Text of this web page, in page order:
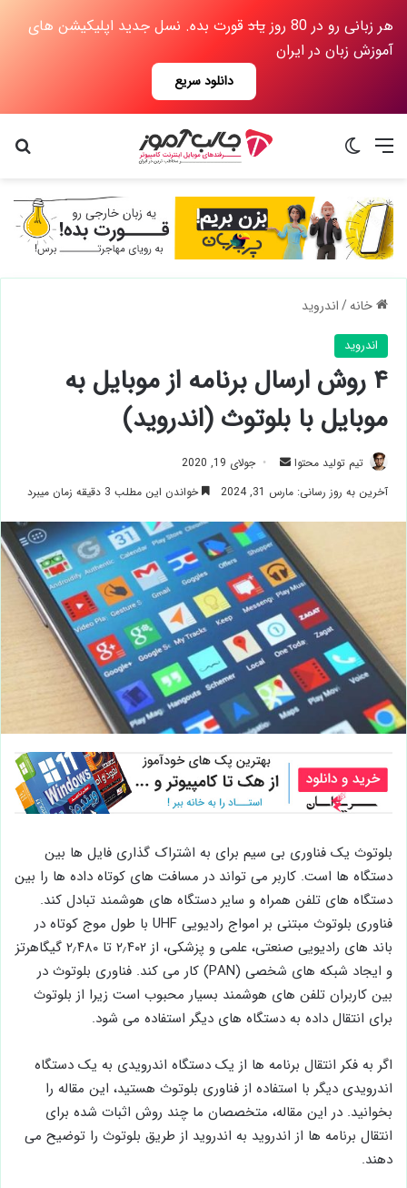
هر زبانی رو در 80 روز یاد قورت بده. نسل جدید اپلیکیشن های
آموزش زبان در ایران
دانلود سریع
منو
خانه/اندروید
اندروید
۴ روش ارسال برنامه از موبایل به
موبایل با بلوتوث (اندروید)
تیم تولید محتوا
ارسال
ایمیل
جولای 19, 2020
آخرین به روز رسانی: مارس 31, 2024
خواندن این مطلب 3 دقیقه زمان میبرد
بلوتوث یک فناوری بی سیم برای به اشتراک گذاری فایل ها بین
دستگاه ها است. کاربر می تواند در مسافت های کوتاه داده ها را بین
دستگاه های تلفن همراه و سایر دستگاه های هوشمند تبادل کند.
فناوری بلوتوث مبتنی بر امواج رادیویی UHF با طول موج کوتاه در
باند های رادیویی صنعتی، علمی و پزشکی، از ۲٫۴۰۲ تا ۲٫۴۸۰ گیگاهرتز
و ایجاد شبکه های شخصی (PAN) کار می کند. فناوری بلوتوث در
بین کاربران تلفن های هوشمند بسیار محبوب است زیرا از بلوتوث
برای انتقال داده به دستگاه های دیگر استفاده می شود.
اگر به فکر انتقال برنامه ها از یک دستگاه اندرویدی به یک دستگاه
اندرویدی دیگر با استفاده از فناوری بلوتوث هستید، این مقاله را
بخوانید. در این مقاله، متخصصان ما چند روش اثبات شده برای
انتقال برنامه ها از اندروید به اندروید از طریق بلوتوث را توضیح می
دهند.